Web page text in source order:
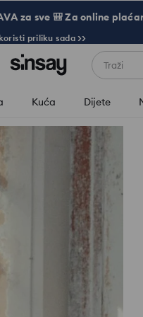
za sve 🎒 Za online
priliku sada >>
Traži
Kuća Dijete